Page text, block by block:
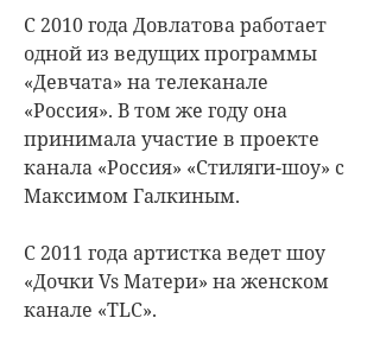
С 2010 года Довлатова работает
одной из ведущих программы
«Девчата» на телеканале
«Россия». В том же году она
принимала участие в проекте
канала «Россия» «Стиляги-шоу» с
Максимом Галкиным.
С 2011 года артистка ведет шоу
«Дочки Vs Матери» на женском
канале «TLC».